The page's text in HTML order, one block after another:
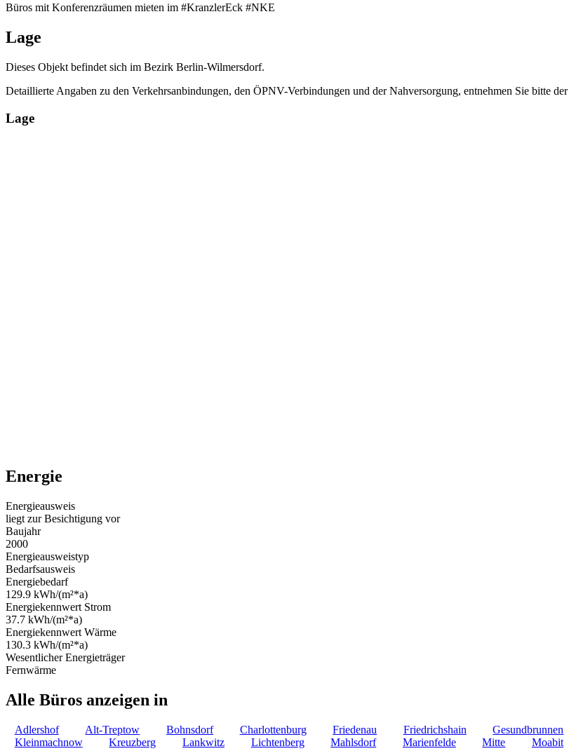
Büros mit Konferenzräumen mieten im #KranzlerEck #NKE
Lage
Dieses Objekt befindet sich im Bezirk Berlin-Wilmersdorf.
Detaillierte Angaben zu den Verkehrsanbindungen, den ÖPNV-Verbindungen und der Nahversorgung, entnehmen Sie bitte
Lage
Energie
Energieausweis
liegt zur Besichtigung vor
Baujahr
2000
Energieausweistyp
Bedarfsausweis
Energiebedarf
129.9 kWh/(m²*a)
Energiekennwert Strom
37.7 kWh/(m²*a)
Energiekennwert Wärme
130.3 kWh/(m²*a)
Wesentlicher Energieträger
Fernwärme
Alle Büros anzeigen in
Adlershof Alt-Treptow Bohnsdorf Charlottenburg Friedenau Friedrichshain Gesundbrunnen
Kleinmachnow
Kreuzberg Lankwitz Lichtenberg Mahlsdorf Marienfelde Mitte Moabit